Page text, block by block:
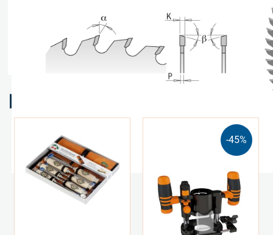
Spesifikasjoner
Relaterte produkter
-45%